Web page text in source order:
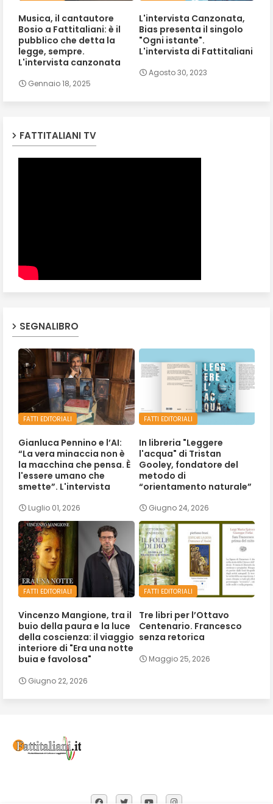
Musica, il cantautore
Bosio a Fattitaliani: è il
pubblico che detta la
legge, sempre.
L'intervista canzonata
Gennaio 18, 2025
L'intervista Canzonata,
Bias presenta il singolo
"Ogni istante".
L'intervista di Fattitaliani
Agosto 30, 2023
FATTITALIANI TV
SEGNALIBRO
FATTI EDITORIALI
Gianluca Pennino e l’AI:
“La vera minaccia non è
la macchina che pensa. È
l'essere umano che
smette”. L'intervista
Luglio 01, 2026
FATTI EDITORIALI
In libreria "Leggere
l'acqua" di Tristan
Gooley, fondatore del
metodo di
“orientamento naturale”
Giugno 24, 2026
FATTI EDITORIALI
Vincenzo Mangione, tra il
buio della paura e la luce
della coscienza: il viaggio
interiore di "Era una notte
buia e favolosa"
Giugno 22, 2026
FATTI EDITORIALI
Tre libri per l’Ottavo
Centenario. Francesco
senza retorica
Maggio 25, 2026